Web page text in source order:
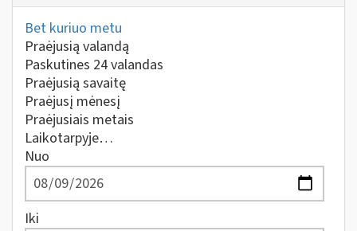
Bet kuriuo metu
Praėjusią valandą
Paskutines 24 valandas
Praėjusią savaitę
Praėjusį mėnesį
Praėjusiais metais
Laikotarpyje…
Nuo
Iki